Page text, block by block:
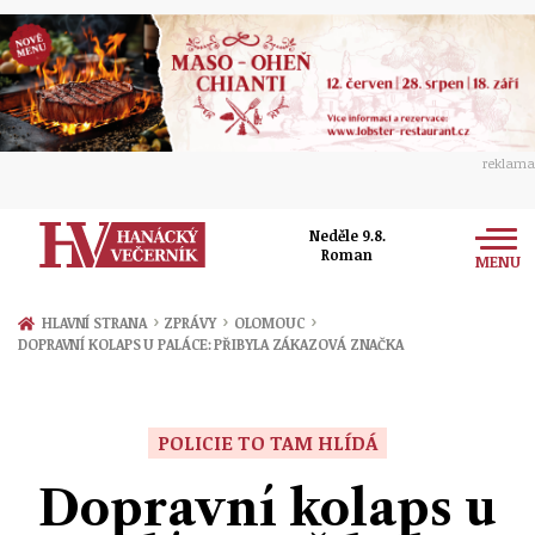
reklama
Neděle 9.8.
Roman
MENU
Zprávy
Přerov
Ekonomika
Ženy
Sport
HLAVNÍ STRANA › ZPRÁVY › OLOMOUC ›
DOPRAVNÍ KOLAPS U PALÁCE: PŘIBYLA ZÁKAZOVÁ ZNAČKA
POLICIE TO TAM HLÍDÁ
Dopravní kolaps u